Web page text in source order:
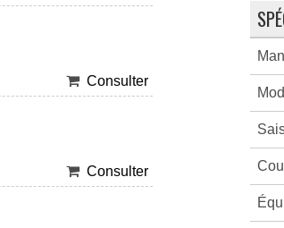
Consulter
Consulter